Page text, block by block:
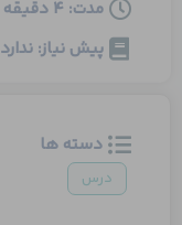
مدت: 4 دقیقه
پیش نیاز: ندارد
دسته ها
درس